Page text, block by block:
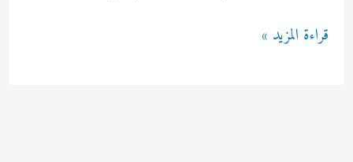
فتح
قراءة المزيد »